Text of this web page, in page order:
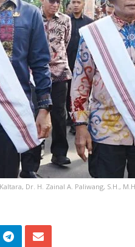
Dr. H. Zainal A. Paliwang, S.H.,